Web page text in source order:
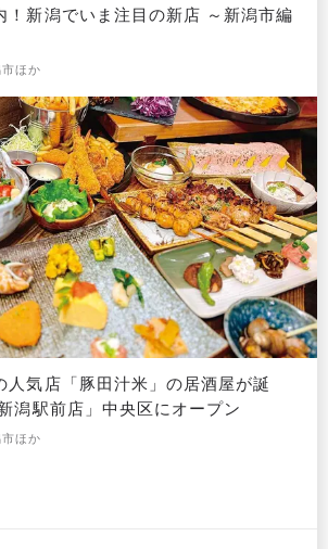
！新潟でいま注目の新店 ～新潟市編
市ほか
人気店「豚田汁米」の居酒屋が誕
潟駅前店」中央区にオープン
市ほか